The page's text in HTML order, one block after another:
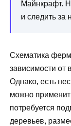
Майнкрафт.
и следить
Схематика
зависимости от
Однако, есть
можно
потребуется
деревьев,